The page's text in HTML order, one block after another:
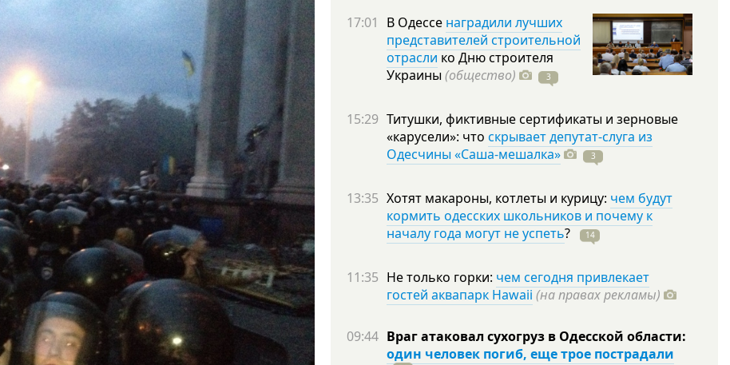
17:01 В Одессе наградили лучших
представителей строительной
отрасли ко Дню строителя
Украины (общество) 3
15:29 Титушки, фиктивные сертификаты и зерновые
«карусели»: что скрывает депутат-слуга из
Одесчины «Саша-мешалка»
3
13:35 Хотят макароны, котлеты и курицу: чем будут
кормить одесских школьников и почему к
началу года могут не успеть? 14
11:35 Не только горки: чем сегодня привлекает
гостей аквапарк Hawaii (на правах рекламы)
09:44 Враг атаковал сухогруз в Одесской области:
один человек погиб, еще трое пострадали